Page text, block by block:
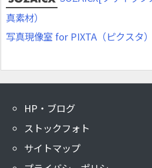
真素材）
写真現像室 for PIXTA（ピクスタ）
HP・ブログ
ストックフォト
サイトマップ